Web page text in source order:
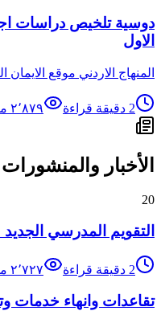
دوسية تلخيص دراسات
الاول
المنهاج الاردني موقع الايمان
2 دقيقة قراءة ٢٬٨٧٩
الأخبار والمنشورات
20
التقويم المدرسي الجديد 2026-2027
2 دقيقة قراءة ٢٬٧٢٧
تقاعدات وانهاء خدمات